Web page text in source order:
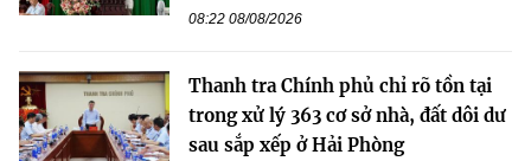
08:22 08/08/2026
Thanh tra Chính phủ chỉ rõ tồn tại
trong xử lý 363 cơ sở nhà, đất dôi dư
sau sắp xếp ở Hải Phòng